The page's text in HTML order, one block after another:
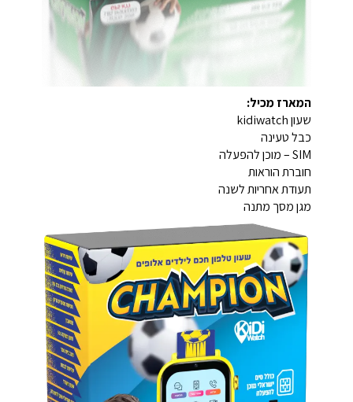
המארז מכיל:
שעון kidiwatch
כבל טעינה
SIM – מוכן להפעלה
חוברת הוראות
תעודת אחריות לשנה
מגן מסך מתנה